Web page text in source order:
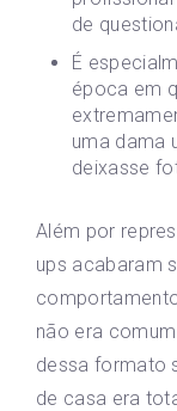
de
É
época em
uma dama
deixasse
Além por
ups acabaram
não era
dessa formato
de casa era